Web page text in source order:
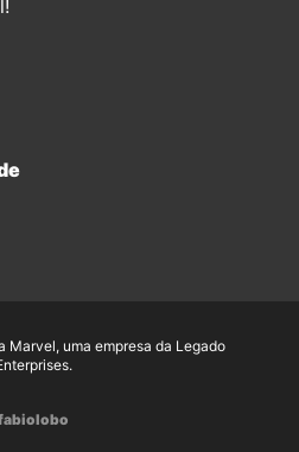
uma empresa da Legado